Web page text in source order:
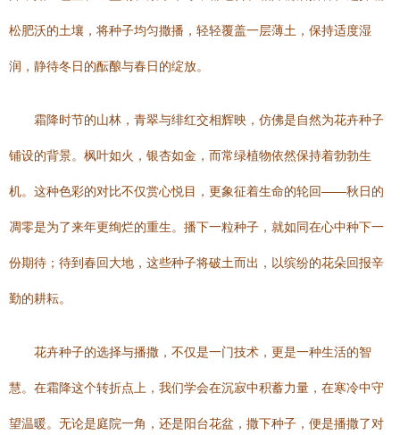
松肥沃的土壤，将种子均匀撒播，轻轻覆盖一层薄土，保持适度湿
润，静待冬日的酝酿与春日的绽放。
霜降时节的山林，青翠与绯红交相辉映，仿佛是自然为花卉种子
铺设的背景。枫叶如火，银杏如金，而常绿植物依然保持着勃勃生
机。这种色彩的对比不仅赏心悦目，更象征着生命的轮回——秋日的
凋零是为了来年更绚烂的重生。播下一粒种子，就如同在心中种下一
份期待；待到春回大地，这些种子将破土而出，以缤纷的花朵回报辛
勤的耕耘。
花卉种子的选择与播撒，不仅是一门技术，更是一种生活的智
慧。在霜降这个转折点上，我们学会在沉寂中积蓄力量，在寒冷中守
望温暖。无论是庭院一角，还是阳台花盆，撒下种子，便是播撒了对